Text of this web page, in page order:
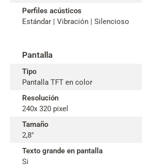
Perfiles acústicos
Estándar | Vibración | Silencioso
Pantalla
Tipo
Pantalla TFT en color
Resolución
240x 320 pixel
Tamaño
2,8"
Texto grande en pantalla
Si